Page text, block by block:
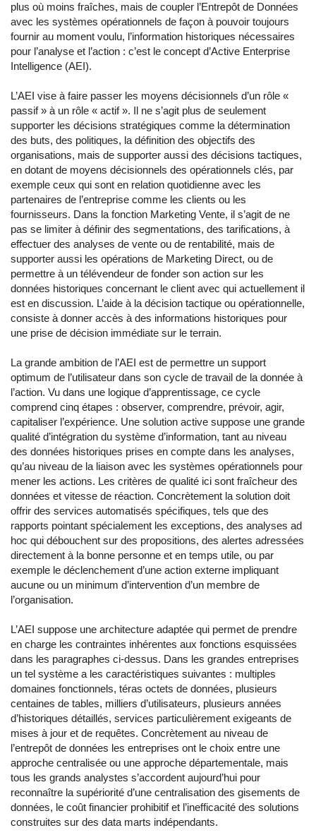
plus où moins fraîches, mais de coupler l’Entrepôt de Données
avec les systèmes opérationnels de façon à pouvoir toujours
fournir au moment voulu, l’information historiques nécessaires
pour l’analyse et l’action : c’est le concept d’Active Enterprise
Intelligence (AEI).
L’AEI vise à faire passer les moyens décisionnels d’un rôle «
passif » à un rôle « actif ». Il ne s’agit plus de seulement
supporter les décisions stratégiques comme la détermination
des buts, des politiques, la définition des objectifs des
organisations, mais de supporter aussi des décisions tactiques,
en dotant de moyens décisionnels des opérationnels clés, par
exemple ceux qui sont en relation quotidienne avec les
partenaires de l’entreprise comme les clients ou les
fournisseurs. Dans la fonction Marketing Vente, il s’agit de ne
pas se limiter à définir des segmentations, des tarifications, à
effectuer des analyses de vente ou de rentabilité, mais de
supporter aussi les opérations de Marketing Direct, ou de
permettre à un télévendeur de fonder son action sur les
données historiques concernant le client avec qui actuellement il
est en discussion. L’aide à la décision tactique ou opérationnelle,
consiste à donner accès à des informations historiques pour
une prise de décision immédiate sur le terrain.
La grande ambition de l’AEI est de permettre un support
optimum de l’utilisateur dans son cycle de travail de la donnée à
l’action. Vu dans une logique d’apprentissage, ce cycle
comprend cinq étapes : observer, comprendre, prévoir, agir,
capitaliser l’expérience. Une solution active suppose une grande
qualité d’intégration du système d’information, tant au niveau
des données historiques prises en compte dans les analyses,
qu’au niveau de la liaison avec les systèmes opérationnels pour
mener les actions. Les critères de qualité ici sont fraîcheur des
données et vitesse de réaction. Concrètement la solution doit
offrir des services automatisés spécifiques, tels que des
rapports pointant spécialement les exceptions, des analyses ad
hoc qui débouchent sur des propositions, des alertes adressées
directement à la bonne personne et en temps utile, ou par
exemple le déclenchement d’une action externe impliquant
aucune ou un minimum d’intervention d’un membre de
l’organisation.
L’AEI suppose une architecture adaptée qui permet de prendre
en charge les contraintes inhérentes aux fonctions esquissées
dans les paragraphes ci-dessus. Dans les grandes entreprises
un tel système a les caractéristiques suivantes : multiples
domaines fonctionnels, téras octets de données, plusieurs
centaines de tables, milliers d’utilisateurs, plusieurs années
d’historiques détaillés, services particulièrement exigeants de
mises à jour et de requêtes. Concrètement au niveau de
l’entrepôt de données les entreprises ont le choix entre une
approche centralisée ou une approche départementale, mais
tous les grands analystes s’accordent aujourd’hui pour
reconnaître la supériorité d’une centralisation des gisements de
données, le coût financier prohibitif et l’inefficacité des solutions
construites sur des data marts indépendants.